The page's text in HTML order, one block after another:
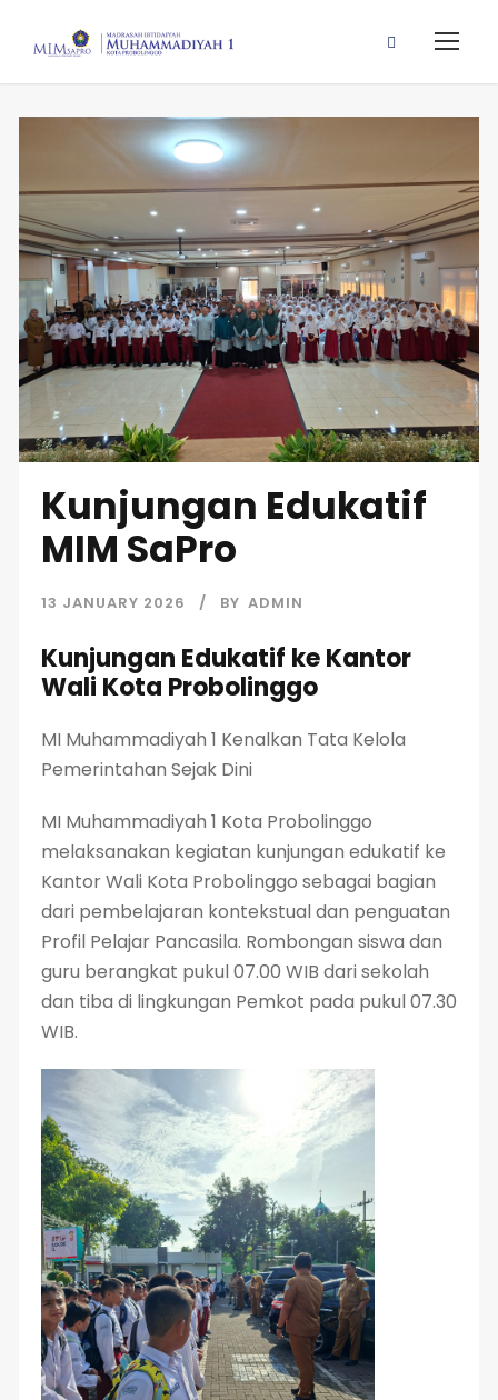
Kunjungan Edukatif
MIM SaPro
13 JANUARY 2026 BY ADMIN
Kunjungan Edukatif ke Kantor
Wali Kota Probolinggo
MI Muhammadiyah 1 Kenalkan Tata Kelola
Pemerintahan Sejak Dini
MI Muhammadiyah 1 Kota Probolinggo
melaksanakan kegiatan kunjungan edukatif ke
Kantor Wali Kota Probolinggo sebagai bagian
dari pembelajaran kontekstual dan penguatan
Profil Pelajar Pancasila. Rombongan siswa dan
guru berangkat pukul 07.00 WIB dari sekolah
dan tiba di lingkungan Pemkot pada pukul 07.30
WIB.